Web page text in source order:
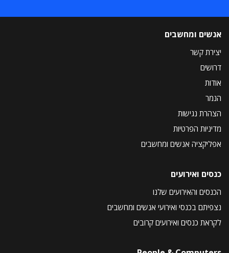
אנשים ומחשבים
יצירת קשר
דרושים
אודות
הנמר
הצהרת נגישות
מדיניות הפרטיות
אפליקציה אנשים ומחשבים
כנסים ואירועים
הכנסים והאירועים שלנו
נצפיתם בכנסי ואירועי אנשים ומחשבים
לקראת כנסים ואירועים קרובים